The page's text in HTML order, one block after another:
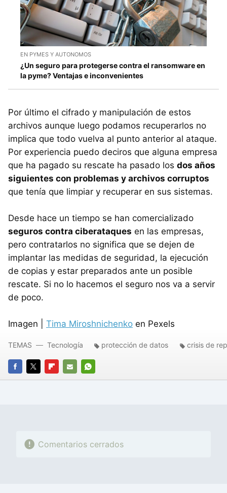
EN PYMES Y AUTONOMOS
¿Un seguro para protegerse contra el ransomware en
la pyme? Ventajas e inconvenientes
Por último el cifrado y manipulación de estos
archivos aunque luego podamos recuperarlos no
implica que todo vuelva al punto anterior al ataque.
Por experiencia puedo deciros que alguna empresa
que ha pagado su rescate ha pasado los dos años
siguientes con problemas y archivos corruptos
que tenía que limpiar y recuperar en sus sistemas.
Desde hace un tiempo se han comercializado
seguros contra ciberataques en las empresas,
pero contratarlos no significa que se dejen de
implantar las medidas de seguridad, la ejecución
de copias y estar preparados ante un posible
rescate. Si no lo hacemos el seguro nos va a servir
de poco.
Imagen | Tima Miroshnichenko en Pexels
FACEBOOK
TWITTERFLIPBOARD
E-
WHATSAPP
TEMAS Tecnología protección de datos crisis de
Comentarios cerrados